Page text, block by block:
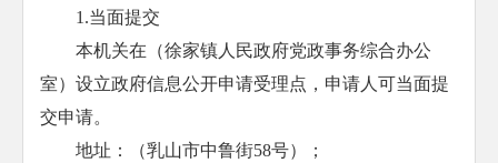
1.当面提交
本机关在（徐家镇人民政府党政事务综合办公
室）设立政府信息公开申请受理点，申请人可当面提
交申请。
地址：（乳山市中鲁街58号）；